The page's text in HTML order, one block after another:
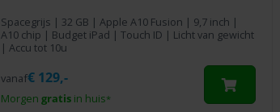
Spacegrijs | 32 GB | Apple A10 Fusion | 9,7 inch |
A10 chip | Budget iPad | Touch ID | Licht van gewicht
| Accu tot 10u
Morgen gratisin huis*
vanaf€129,-